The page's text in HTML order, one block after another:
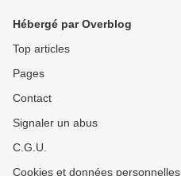
Hébergé par Overblog
Top articles
Pages
Contact
Signaler un abus
C.G.U.
Cookies et données personnelles